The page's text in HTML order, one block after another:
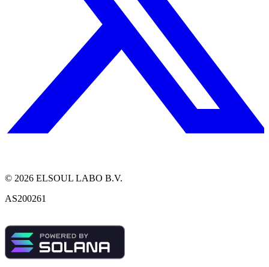
© 2026 ELSOUL LABO B.V.
AS200261